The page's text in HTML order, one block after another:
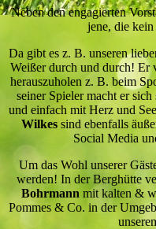
Neben den engagierten
jene, die
Da gibt es z. B. unseren
Weißer durch und durch! Er
herauszuholen z. B. beim
seiner Spieler macht er
und einfach mit Herz und
Wilkessind ebenfalls
Social Media
Um das Wohl unserer
werden! In der Berghütte
Bohrmann mit kalten &
Pommes & Co. in der